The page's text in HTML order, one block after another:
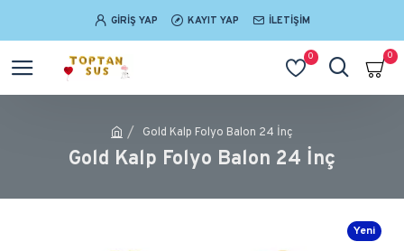
GIRIŞ YAP KAYIT YAP İLETIŞIM
0 0
Gold Kalp Folyo Balon 24 İnç
Gold Kalp Folyo Balon 24 İnç
Yeni